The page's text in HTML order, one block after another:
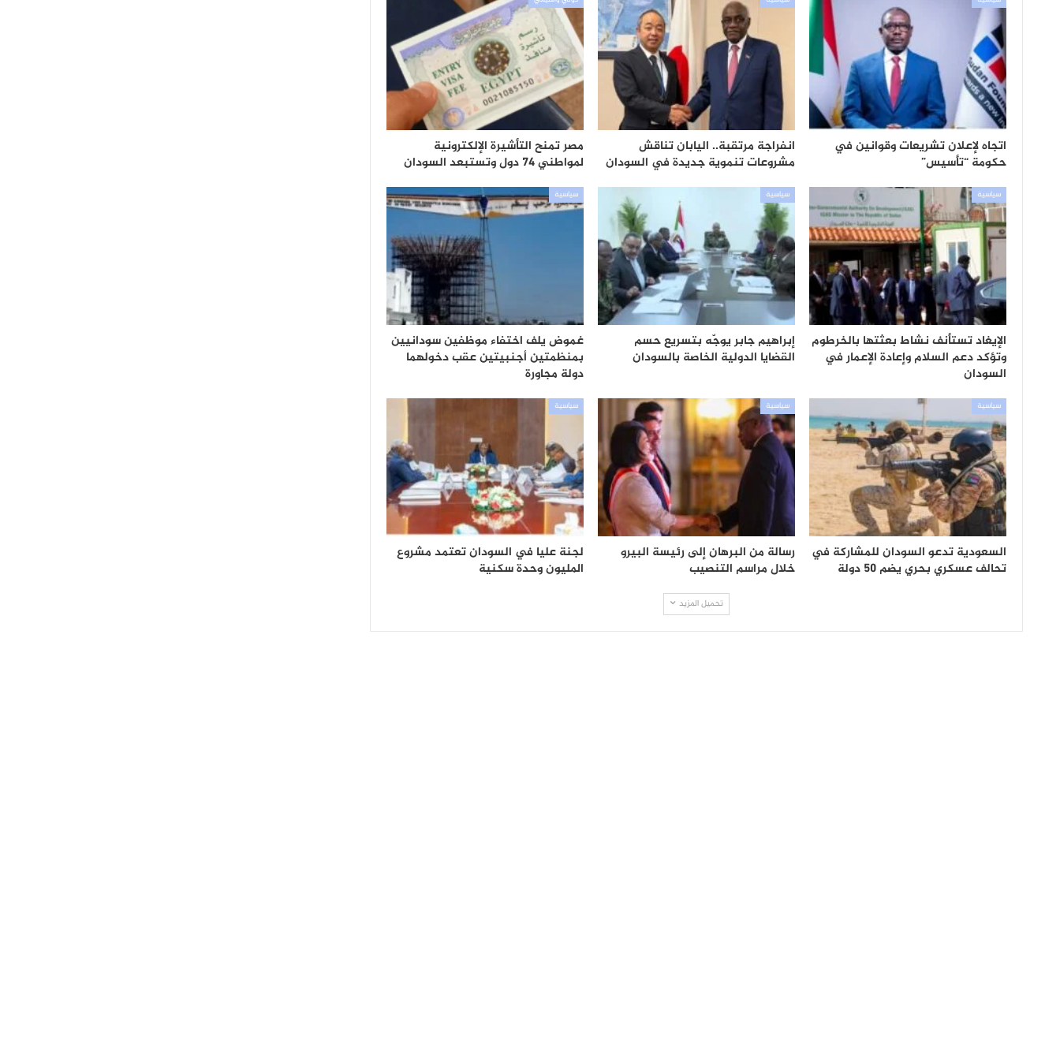
اتجاه لإعلان تشريعات وقوانين في
حكومة “تأسيس”
انفراجة مرتقبة.. اليابان تناقش
مشروعات تنموية جديدة في السودان
مصر تمنح التأشيرة الإلكترونية
لمواطني 74 دول وتستبعد السودان
سياسية
الإيغاد تستأنف نشاط بعثتها بالخرطوم
وتؤكد دعم السلام وإعادة الإعمار في
السودان
سياسية
إبراهيم جابر يوجّه بتسريع حسم
القضايا الدولية الخاصة بالسودان
سياسية
غموض يلف اختفاء موظفين سودانيين
بمنظمتين أجنبيتين عقب دخولهما
دولة مجاورة
سياسية
السعودية تدعو السودان للمشاركة في
تحالف عسكري بحري يضم 50 دولة
سياسية
رسالة من البرهان إلى رئيسة البيرو
خلال مراسم التنصيب
سياسية
لجنة عليا في السودان تعتمد مشروع
المليون وحدة سكنية
تحميل المزيد